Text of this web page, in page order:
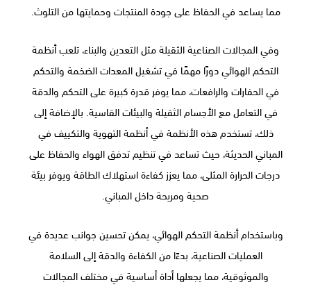
مما يساعد في الحفاظ على جودة المنتجات وحمايتها من التلوث.
وفي المجالات الصناعية الثقيلة مثل التعدين والبناء، تلعب أنظمة
التحكم الهوائي دورًا مهمًا في تشغيل المعدات الضخمة والتحكم
في الحفارات والرافعات، مما يوفر قدرة كبيرة على التحكم والدقة
في التعامل مع الأجسام الثقيلة والبيئات القاسية. بالإضافة إلى
ذلك، تستخدم هذه الأنظمة في أنظمة التهوية والتكييف في
المباني الحديثة، حيث تساعد في تنظيم تدفق الهواء والحفاظ على
درجات الحرارة المثلى، مما يعزز كفاءة استهلاك الطاقة ويوفر بيئة
صحية ومريحة داخل المباني.
وباستخدام أنظمة التحكم الهوائي، يمكن تحسين جوانب عديدة في
العمليات الصناعية، بدءًا من الكفاءة والدقة إلى السلامة
والموثوقية، مما يجعلها أداة أساسية في مختلف المجالات